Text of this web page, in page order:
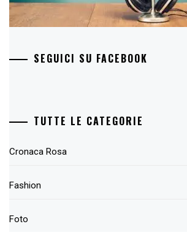
SEGUICI SU FACEBOOK
TUTTE LE CATEGORIE
Cronaca Rosa
Fashion
Foto